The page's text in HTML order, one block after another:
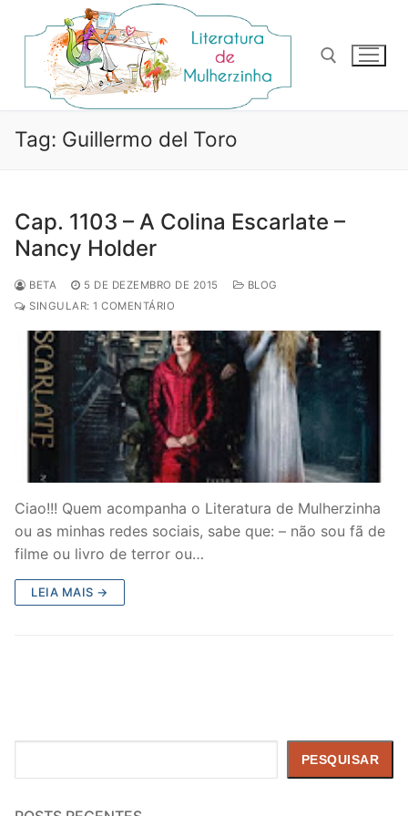
para
conteúdo
Pesquisar por:
Tag: Guillermo del Toro
Cap. 1103 – A Colina Escarlate –
Nancy Holder
BETA 5 DE DEZEMBRO DE 2015
BLOG
SINGULAR: 1 COMENTÁRIO
Ciao!!! Quem acompanha o Literatura de Mulherzinha
ou as minhas redes sociais, sabe que: – não sou fã de
filme ou livro de terror ou…
LEIA MAIS →
PESQUISAR